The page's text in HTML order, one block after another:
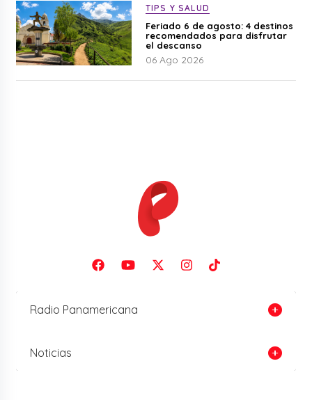
TIPS Y SALUD
Feriado 6 de agosto: 4 destinos
recomendados para disfrutar
el descanso
06 Ago 2026
Radio Panamericana
Noticias